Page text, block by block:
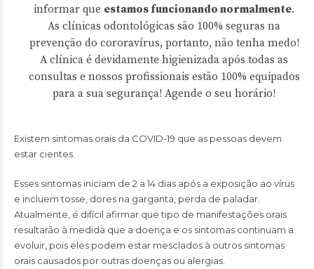
informar que estamos funcionando normalmente.
As clínicas odontológicas são 100% seguras na
prevenção do cororavírus, portanto, não tenha medo!
A clínica é devidamente higienizada após todas as
consultas e nossos profissionais estão 100% equipados
para a sua segurança! Agende o seu horário!
Existem sintomas orais da COVID-19 que as pessoas devem
estar cientes.
Esses sintomas iniciam de 2 a 14 dias após a exposição ao vírus
e incluem tosse, dores na garganta, perda de paladar.
Atualmente, é difícil afirmar que tipo de manifestações orais
resultarão à medida que a doença e os sintomas continuam a
evoluir, pois eles podem estar mesclados à outros sintomas
orais causados por outras doenças ou alergias.